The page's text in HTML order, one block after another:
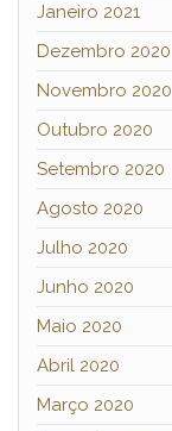
Janeiro 2021
Dezembro 2020
Novembro 2020
Outubro 2020
Setembro 2020
Agosto 2020
Julho 2020
Junho 2020
Maio 2020
Abril 2020
Março 2020